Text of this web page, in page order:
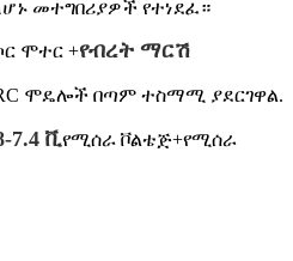
መተግበሪያዎች የተነደፈ።
ሞተር +የብረት ማርሽ
ሞዴሎች በጣም ተስማሚ ያደርገዋል.
7.4 ቪየሚሰራ ቮልቴጅ+የሚሰራ